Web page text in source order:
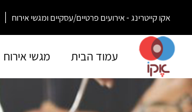
אקו קייטרינג - אירועים פרטיים/עסקיים ומגשי אירוח
עמוד הבית מגשי אירוח